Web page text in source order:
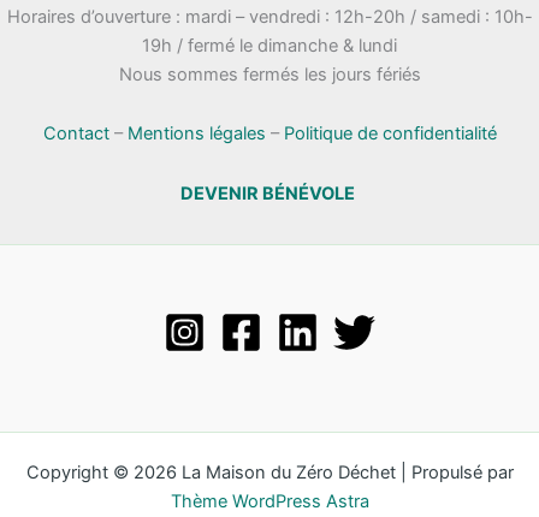
Horaires d’ouverture : mardi – vendredi : 12h-20h / samedi : 10h-
19h / fermé le dimanche & lundi
Nous sommes fermés les jours fériés
Contact– Mentions légales – Politique de confidentialité
DEVENIR BÉNÉVOLE
Copyright © 2026 La Maison du Zéro Déchet | Propulsé par
Thème WordPress Astra